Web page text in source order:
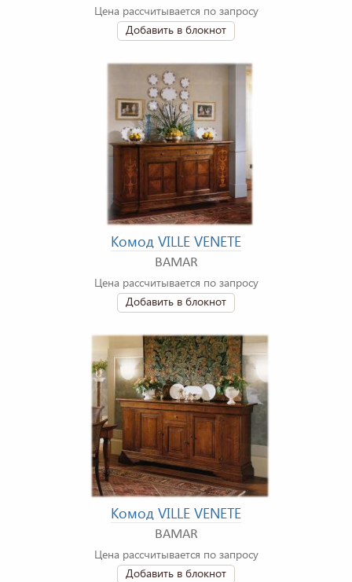
Цена рассчитывается по запросу
Добавить в блокнот
Комод VILLE VENETE
BAMAR
Цена рассчитывается по запросу
Добавить в блокнот
Комод VILLE VENETE
BAMAR
Цена рассчитывается по запросу
Добавить в блокнот